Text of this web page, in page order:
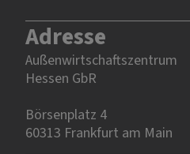
Adresse
Außenwirtschaftszentrum
Hessen GbR
Börsenplatz 4
60313 Frankfurt am Main